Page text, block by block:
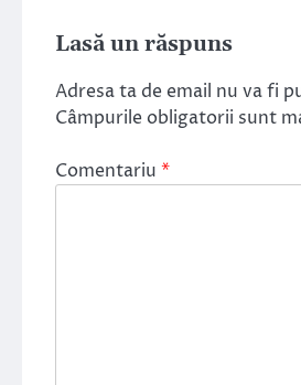
Lasă un răspuns
Adresa ta de email nu va fi
Câmpurile obligatorii sunt
Comentariu *